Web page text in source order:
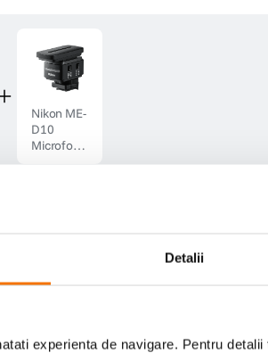
Detalii
experienta de navigare. Pentru
Nikon ME-
D10
Microfon
Nikon EN-EL15c Acumulator
Cod :125054691